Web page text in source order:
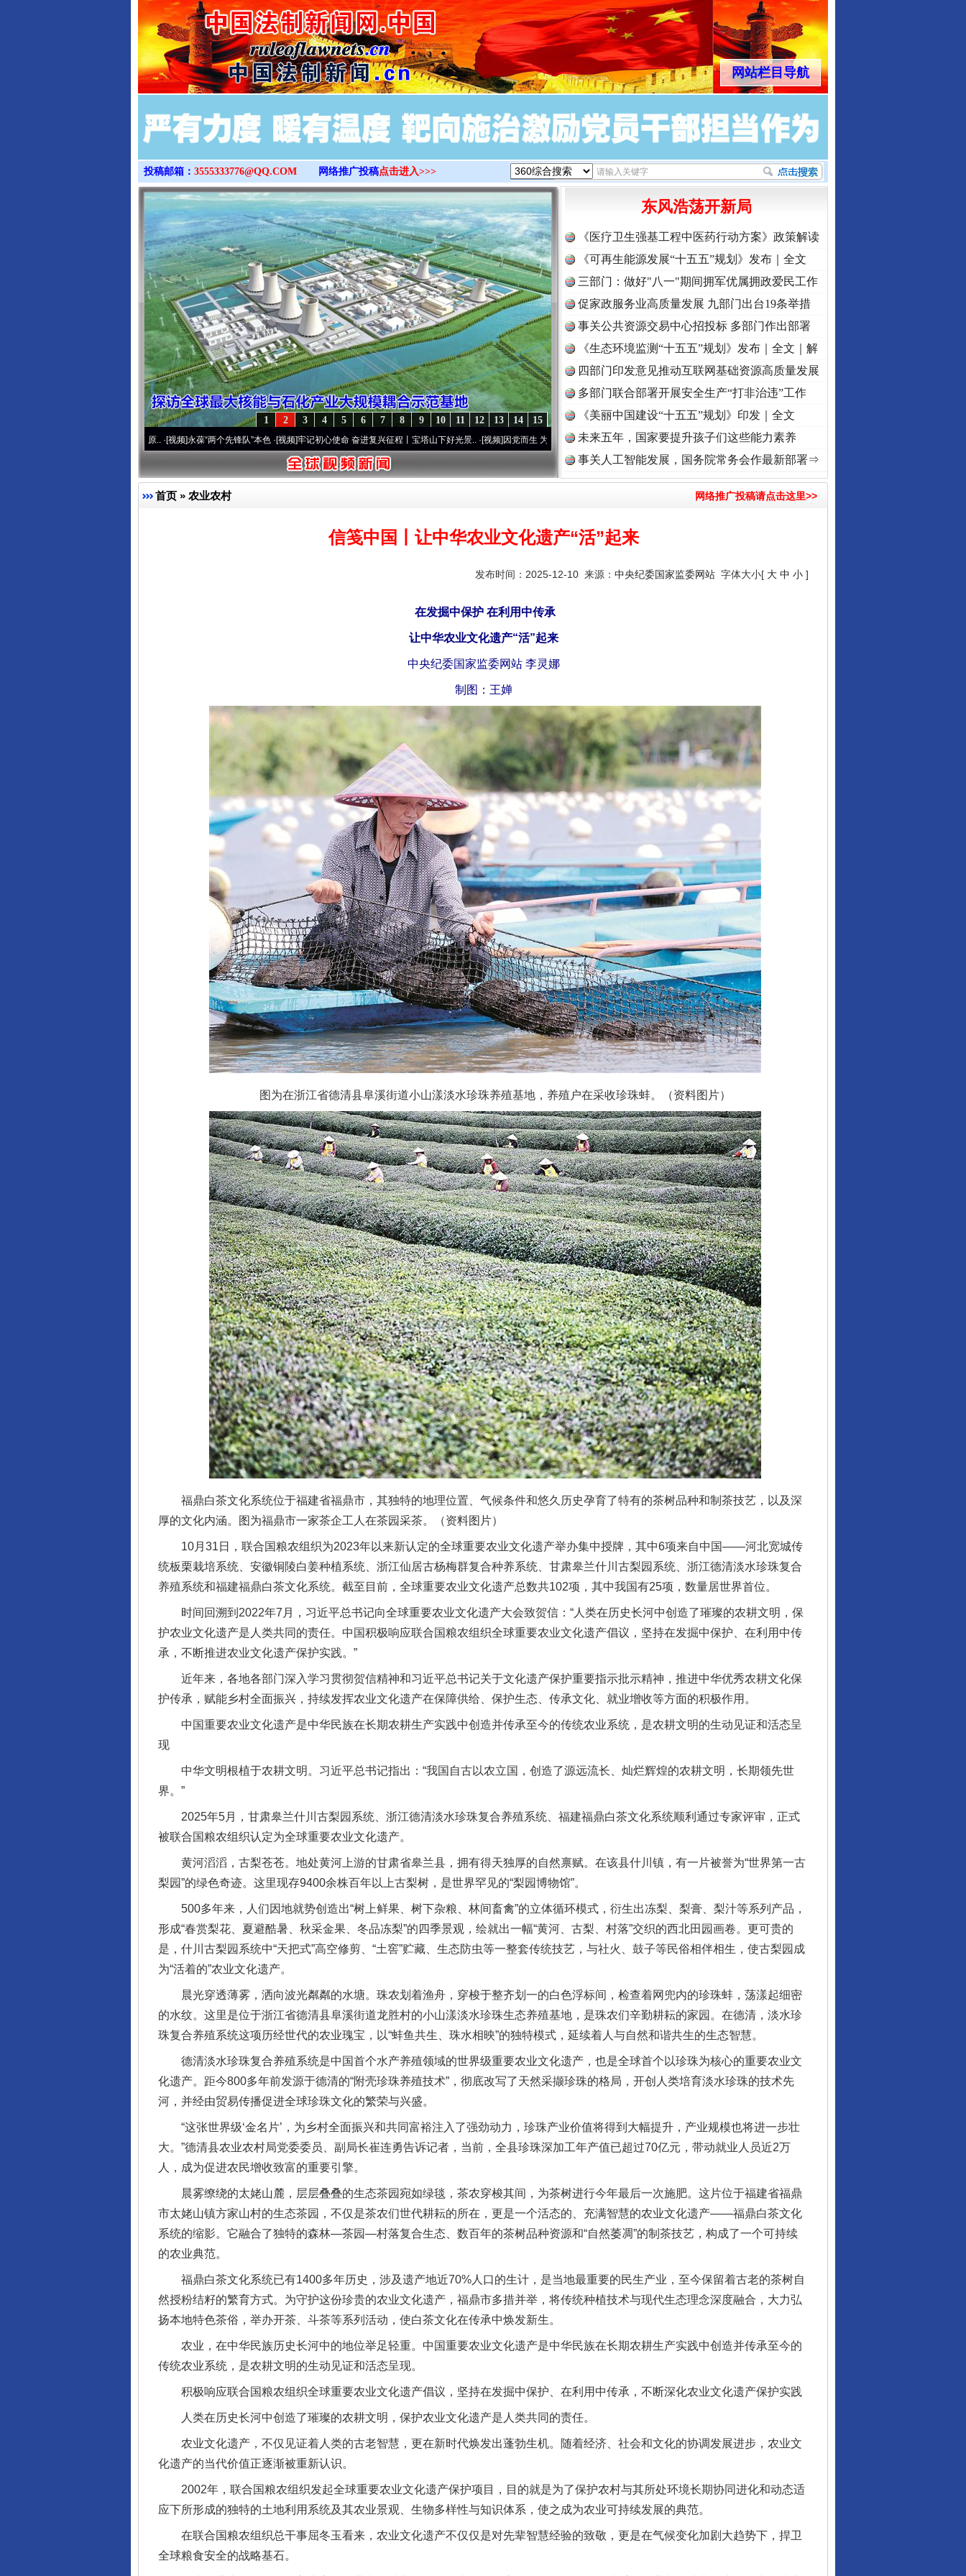
>
网站栏目导航
投稿邮箱： 3555333776@QQ.COM 网络推广投稿点击进入>>>
15
14
13
12
11
10
9
8
7
6
5
4
3
2
1
永葆“两个先锋队”本色·[视频]牢记初心使命 奋进复兴征程丨宝塔山下好光景..·[视频]因党而生 为党而战——百年“纪”事⑧加强纪律.. ·[视频]牢记初心使命 奋进复兴征程丨“转折之城”激荡..
东风浩荡开新局
《医疗卫生强基工程中医药行动方案》政策解读
《可再生能源发展“十五五”规划》发布｜全文
三部门：做好"八一"期间拥军优属拥政爱民工作
促家政服务业高质量发展 九部门出台19条举措
事关公共资源交易中心招投标 多部门作出部署
《生态环境监测“十五五”规划》发布｜全文｜解
读
四部门印发意见推动互联网基础资源高质量发展
多部门联合部署开展安全生产“打非治违”工作
《美丽中国建设“十五五”规划》印发｜全文
未来五年，国家要提升孩子们这些能力素养
事关人工智能发展，国务院常务会作最新部署⇒
首页 » 农业农村 网络推广投稿请点击这里>>
信笺中国丨让中华农业文化遗产“活”起来
发布时间：2025-12-10 来源： 中央纪委国家监委网站 字体大小[ 大 中 小 ]
在发掘中保护 在利用中传承
让中华农业文化遗产“活”起来
中央纪委国家监委网站 李灵娜
制图：王婵
图为在浙江省德清县阜溪街道小山漾淡水珍珠养殖基地，养殖户在采收珍珠蚌。（资料图片）
福鼎白茶文化系统位于福建省福鼎市，其独特的地理位置、气候条件和悠久历史孕育了特有的茶树品种和制茶技艺，以及深
厚的文化内涵。图为福鼎市一家茶企工人在茶园采茶。（资料图片）
10月31日，联合国粮农组织为2023年以来新认定的全球重要农业文化遗产举办集中授牌，其中6项来自中国——河北宽城传
统板栗栽培系统、安徽铜陵白姜种植系统、浙江仙居古杨梅群复合种养系统、甘肃皋兰什川古梨园系统、浙江德清淡水珍珠复合
养殖系统和福建福鼎白茶文化系统。截至目前，全球重要农业文化遗产总数共102项，其中我国有25项，数量居世界首位。
时间回溯到2022年7月，习近平总书记向全球重要农业文化遗产大会致贺信：“人类在历史长河中创造了璀璨的农耕文明，保
护农业文化遗产是人类共同的责任。中国积极响应联合国粮农组织全球重要农业文化遗产倡议，坚持在发掘中保护、在利用中传
承，不断推进农业文化遗产保护实践。”
近年来，各地各部门深入学习贯彻贺信精神和习近平总书记关于文化遗产保护重要指示批示精神，推进中华优秀农耕文化保
护传承，赋能乡村全面振兴，持续发挥农业文化遗产在保障供给、保护生态、传承文化、就业增收等方面的积极作用。
中国重要农业文化遗产是中华民族在长期农耕生产实践中创造并传承至今的传统农业系统，是农耕文明的生动见证和活态呈
现
中华文明根植于农耕文明。习近平总书记指出：“我国自古以农立国，创造了源远流长、灿烂辉煌的农耕文明，长期领先世
界。”
2025年5月，甘肃皋兰什川古梨园系统、浙江德清淡水珍珠复合养殖系统、福建福鼎白茶文化系统顺利通过专家评审，正式
被联合国粮农组织认定为全球重要农业文化遗产。
黄河滔滔，古梨苍苍。地处黄河上游的甘肃省皋兰县，拥有得天独厚的自然禀赋。在该县什川镇，有一片被誉为“世界第一古
梨园”的绿色奇迹。这里现存9400余株百年以上古梨树，是世界罕见的“梨园博物馆”。
500多年来，人们因地就势创造出“树上鲜果、树下杂粮、林间畜禽”的立体循环模式，衍生出冻梨、梨膏、梨汁等系列产品，
形成“春赏梨花、夏避酷暑、秋采金果、冬品冻梨”的四季景观，绘就出一幅“黄河、古梨、村落”交织的西北田园画卷。更可贵的
是，什川古梨园系统中“天把式”高空修剪、“土窖”贮藏、生态防虫等一整套传统技艺，与社火、鼓子等民俗相伴相生，使古梨园成
为“活着的”农业文化遗产。
晨光穿透薄雾，洒向波光粼粼的水塘。珠农划着渔舟，穿梭于整齐划一的白色浮标间，检查着网兜内的珍珠蚌，荡漾起细密
的水纹。这里是位于浙江省德清县阜溪街道龙胜村的小山漾淡水珍珠生态养殖基地，是珠农们辛勤耕耘的家园。在德清，淡水珍
珠复合养殖系统这项历经世代的农业瑰宝，以“蚌鱼共生、珠水相映”的独特模式，延续着人与自然和谐共生的生态智慧。
德清淡水珍珠复合养殖系统是中国首个水产养殖领域的世界级重要农业文化遗产，也是全球首个以珍珠为核心的重要农业文
化遗产。距今800多年前发源于德清的“附壳珍珠养殖技术”，彻底改写了天然采撷珍珠的格局，开创人类培育淡水珍珠的技术先
河，并经由贸易传播促进全球珍珠文化的繁荣与兴盛。
“这张世界级‘金名片’，为乡村全面振兴和共同富裕注入了强劲动力，珍珠产业价值将得到大幅提升，产业规模也将进一步壮
大。”德清县农业农村局党委委员、副局长崔连勇告诉记者，当前，全县珍珠深加工年产值已超过70亿元，带动就业人员近2万
人，成为促进农民增收致富的重要引擎。
晨雾缭绕的太姥山麓，层层叠叠的生态茶园宛如绿毯，茶农穿梭其间，为茶树进行今年最后一次施肥。这片位于福建省福鼎
市太姥山镇方家山村的生态茶园，不仅是茶农们世代耕耘的所在，更是一个活态的、充满智慧的农业文化遗产——福鼎白茶文化
系统的缩影。它融合了独特的森林—茶园—村落复合生态、数百年的茶树品种资源和“自然萎凋”的制茶技艺，构成了一个可持续
的农业典范。
福鼎白茶文化系统已有1400多年历史，涉及遗产地近70%人口的生计，是当地最重要的民生产业，至今保留着古老的茶树自
然授粉结籽的繁育方式。为守护这份珍贵的农业文化遗产，福鼎市多措并举，将传统种植技术与现代生态理念深度融合，大力弘
扬本地特色茶俗，举办开茶、斗茶等系列活动，使白茶文化在传承中焕发新生。
农业，在中华民族历史长河中的地位举足轻重。中国重要农业文化遗产是中华民族在长期农耕生产实践中创造并传承至今的
传统农业系统，是农耕文明的生动见证和活态呈现。
积极响应联合国粮农组织全球重要农业文化遗产倡议，坚持在发掘中保护、在利用中传承，不断深化农业文化遗产保护实践
人类在历史长河中创造了璀璨的农耕文明，保护农业文化遗产是人类共同的责任。
农业文化遗产，不仅见证着人类的古老智慧，更在新时代焕发出蓬勃生机。随着经济、社会和文化的协调发展进步，农业文
化遗产的当代价值正逐渐被重新认识。
2002年，联合国粮农组织发起全球重要农业文化遗产保护项目，目的就是为了保护农村与其所处环境长期协同进化和动态适
应下所形成的独特的土地利用系统及其农业景观、生物多样性与知识体系，使之成为农业可持续发展的典范。
在联合国粮农组织总干事屈冬玉看来，农业文化遗产不仅仅是对先辈智慧经验的致敬，更是在气候变化加剧大趋势下，捍卫
全球粮食安全的战略基石。